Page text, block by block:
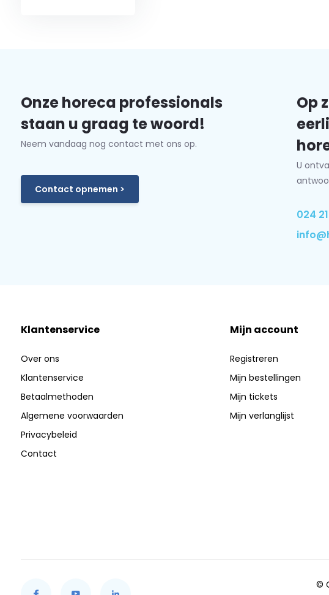
Onze horeca professionals
staan u graag te woord!
Neem vandaag nog contact met ons op.
Contact opnemen >
Op
U
024
Klantenservice
Over ons
Klantenservice
Betaalmethoden
Algemene voorwaarden
Privacybeleid
Contact
Mijn account
Registreren
Mijn bestellingen
Mijn tickets
Mijn verlanglijst
©